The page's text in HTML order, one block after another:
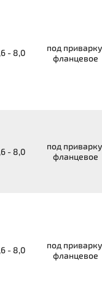
- 8,0
под
фланцевое
- 8,0
под
фланцевое
- 8,0
под
фланцевое